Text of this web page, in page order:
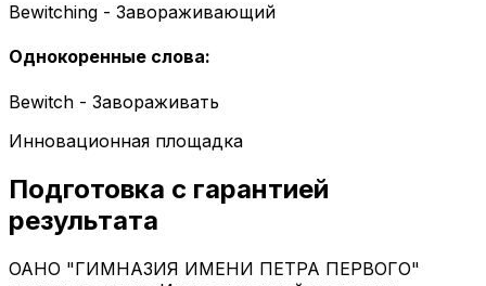
Bewitching - Завораживающий
Однокоренные слова:
Bewitch - Завораживать
Инновационная площадка
Подготовка с гарантией
результата
ОАНО "ГИМНАЗИЯ ИМЕНИ ПЕТРА ПЕРВОГО"